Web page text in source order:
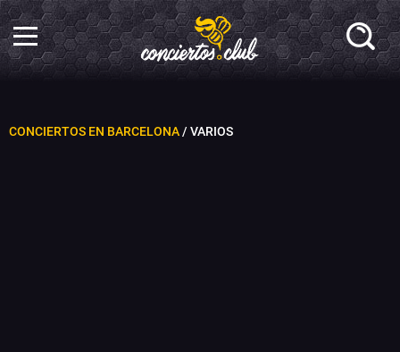
CONCIERTOS EN BARCELONA/ VARIOS